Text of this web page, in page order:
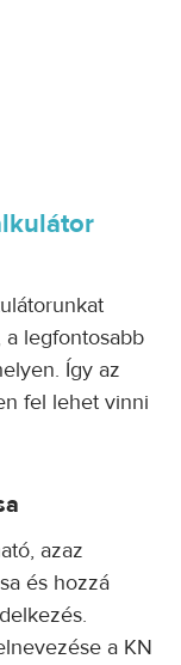
legfontosabb
Így az
fel lehet vinni
azaz
és hozzá
a KN